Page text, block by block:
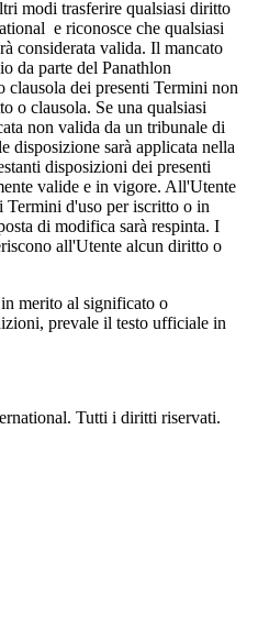
modi trasferire qualsiasi diritto
e riconosce che qualsiasi
considerata valida. Il mancato
da parte del Panathlon
dei presenti Termini non
o clausola. Se una qualsiasi
non valida da un tribunale di
disposizione sarà applicata nella
disposizioni dei presenti
valide e in vigore. All'Utente
Termini d'uso per iscritto o in
di modifica sarà respinta. I
all'Utente alcun diritto o
merito al significato o
prevale il testo ufficiale in
Tutti i diritti riservati.